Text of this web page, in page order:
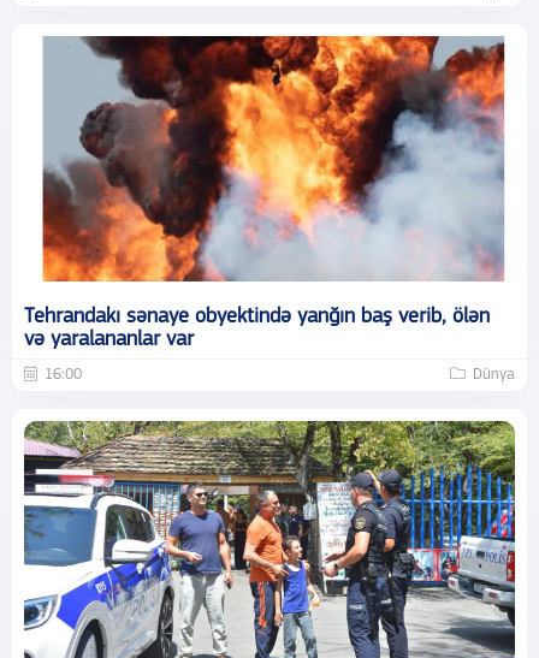
Tehrandakı sənaye obyektində yanğın baş verib, ölən
və yaralananlar var
16:00 Dünya